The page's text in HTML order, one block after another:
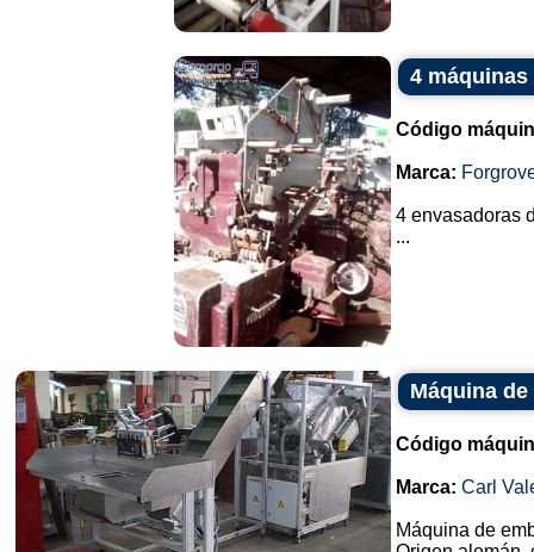
4
Código
Marca:
4 envasadoras
...
Máquina
Código
Marca: Carl
Máquina de